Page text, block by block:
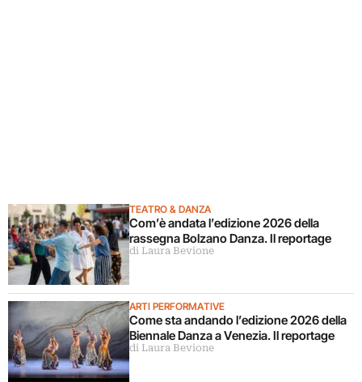
TEATRO & DANZA
Com’è andata l’edizione 2026 della
rassegna Bolzano Danza. Il reportage
di Laura Bevione
ARTI PERFORMATIVE
Come sta andando l’edizione 2026 della
Biennale Danza a Venezia. Il reportage
di Laura Bevione